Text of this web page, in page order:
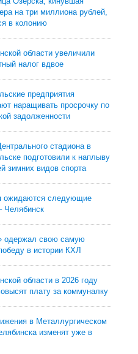
на три миллиона рублей,
в колонию
области увеличили
налог вдвое
предприятия
наращивать просрочку по
задолженности
стадиона в
подготовили к наплыву
зимних видов спорта
ожидаются следующие
Челябинск
одержал свою самую
в истории КХЛ
области в 2026 году
плату за коммуналку
в Металлургическом
изменят уже в